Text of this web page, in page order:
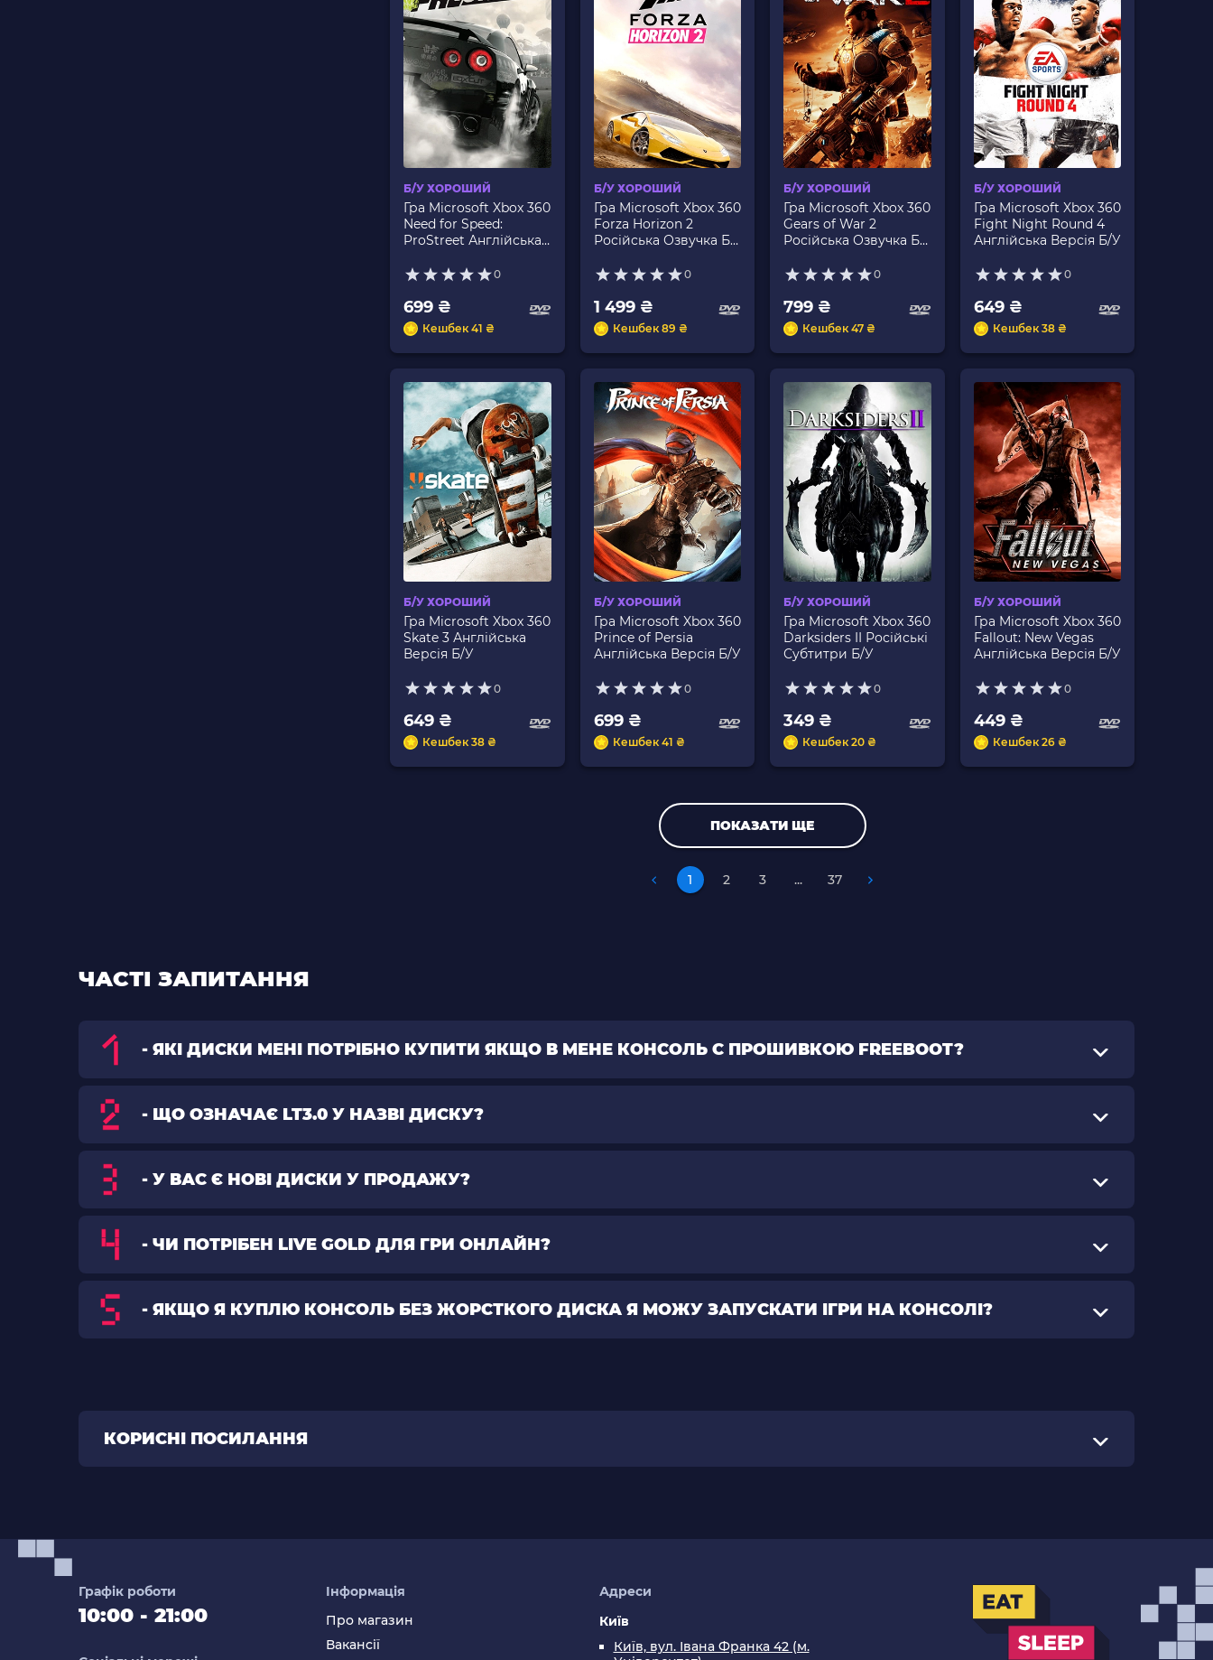
Б/У ХОРОШИЙ
Гра Microsoft Xbox 360
Need for Speed:
ProStreet Англійська
0
699 ₴
Кешбек 41 ₴
Б/У ХОРОШИЙ
Гра Microsoft Xbox 360
Forza Horizon 2
Російська Озвучка Б/
0
1 499 ₴
Кешбек 89 ₴
Б/У ХОРОШИЙ
Гра Microsoft Xbox 360
Gears of War 2
Російська Озвучка Б/
0
799 ₴
Кешбек 47 ₴
Б/У ХОРОШИЙ
Гра Microsoft Xbox 360
Fight Night Round 4
Англійська Версія Б/У
0
649 ₴
Кешбек 38 ₴
Б/У ХОРОШИЙ
Гра Microsoft Xbox 360
Skate 3 Англійська
Версія Б/У
0
649 ₴
Кешбек 38 ₴
Б/У ХОРОШИЙ
Гра Microsoft Xbox 360
Prince of Persia
Англійська Версія Б/У
0
699 ₴
Кешбек 41 ₴
Б/У ХОРОШИЙ
Гра Microsoft Xbox 360
Darksiders II Російські
Субтитри Б/У
0
349 ₴
Кешбек 20 ₴
Б/У ХОРОШИЙ
Гра Microsoft Xbox 360
Fallout: New Vegas
Англійська Версія Б/У
0
449 ₴
Кешбек 26 ₴
ПОКАЗАТИ ЩЕ
1 2 3 ... 37
ЧАСТІ ЗАПИТАННЯ
- ЯКІ ДИСКИ МЕНІ ПОТРІБНО КУПИТИ ЯКЩО В МЕНЕ КОНСОЛЬ С ПРОШИВКОЮ FREEBOOT?
- ЩО ОЗНАЧАЄ LT3.0 У НАЗВІ ДИСКУ?
- У ВАС Є НОВІ ДИСКИ У ПРОДАЖУ?
- ЧИ ПОТРІБЕН LIVE GOLD ДЛЯ ГРИ ОНЛАЙН?
- ЯКЩО Я КУПЛЮ КОНСОЛЬ БЕЗ ЖОРСТКОГО ДИСКА Я МОЖУ ЗАПУСКАТИ ІГРИ НА КОНСОЛІ?
КОРИСНІ ПОСИЛАННЯ
Графік роботи
10:00 - 21:00
Інформація
Про магазин
Вакансії
Адреси
Київ
Київ, вул. Івана Франка 42 (м.